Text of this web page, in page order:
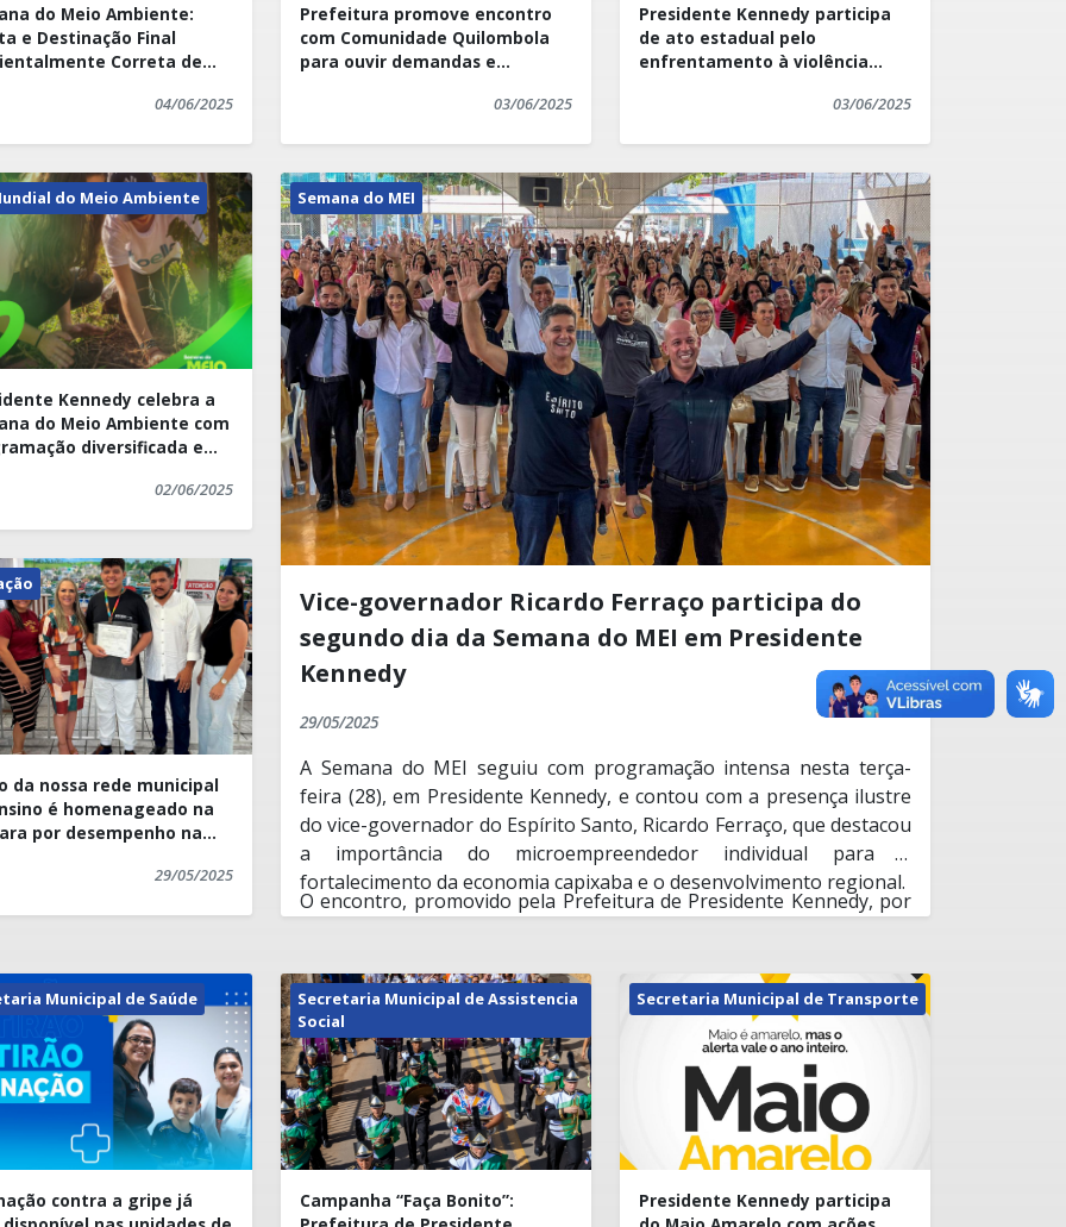
do Meio Ambiente:
e Destinação Final
Correta de
04/06/2025
Prefeitura promove encontro
com Comunidade Quilombola
para ouvir demandas e
03/06/2025
Presidente Kennedy participa
de ato estadual pelo
enfrentamento à violência
03/06/2025
do Meio Ambiente
Kennedy celebra a
do Meio Ambiente com
diversificada e
02/06/2025
da nossa rede municipal
é homenageado na
por desempenho na
29/05/2025
Semana do MEI
Vice-governador Ricardo Ferraço participa do
segundo dia da Semana do MEI em Presidente
Kennedy
29/05/2025
A Semana do MEI seguiu com programação intensa nesta terça-
feira (28), em Presidente Kennedy, e contou com a presença ilustre
do vice-governador do Espírito Santo, Ricardo Ferraço, que destacou
a importância do microempreendedor individual para o
fortalecimento da economia capixaba e o desenvolvimento regional.
O encontro, promovido pela Prefeitura de Presidente Kennedy, por
e representantes de instituições financeiras e de fomento ao
desenvolvimento.
Durante o evento, o vice-governador falou sobre o papel
estratégico do empreendedorismo na geração de emprego e renda:
“O MEI é uma grande porta de entrada para a formalização e
autonomia dos pequenos negócios. Iniciativas como esta mostram que
Presidente Kennedy está no caminho certo ao valorizar seus
empreendedores,”afirmou Ricardo Ferraço.
A programação também contou com:
• Exposição e comercialização de produtos da agroindústria local,
Municipal de Saúde
contra a gripe já
Secretaria Municipal de Assistencia
Social
Campanha “Faça Bonito”:
Secretaria Municipal de Transporte
Presidente Kennedy participa